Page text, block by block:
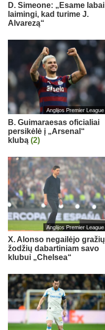
D. Simeone: „Esame labai
laimingi, kad turime J.
Alvarezą“
Anglijos Premier League
B. Guimaraesas oficialiai
persikėlė į „Arsenal“
klubą (2)
Anglijos Premier League
X. Alonso negailėjo gražių
žodžių dabartiniam savo
klubui „Chelsea“